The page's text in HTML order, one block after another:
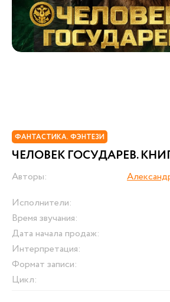
ФАНТАСТИКА. ФЭНТЕЗИ
ЧЕЛОВЕК ГОСУДАРЕВ.
Авторы:
Исполнители:
Время звучания:
Дата начала продаж:
Интерпретация:
Формат записи:
Цикл: